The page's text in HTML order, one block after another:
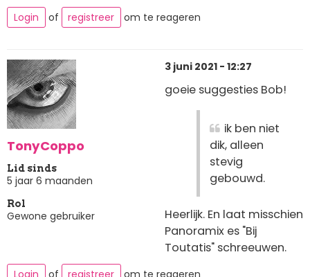
Login of registreer om te reageren
TonyCoppo
Lid sinds
5 jaar 6 maanden
Rol
Gewone gebruiker
3 juni 2021 - 12:27
goeie suggesties Bob!
ik ben niet
dik, alleen
stevig
gebouwd.
Heerlijk. En laat misschien
Panoramix es "Bij
Toutatis" schreeuwen.
Login of registreer om te reageren